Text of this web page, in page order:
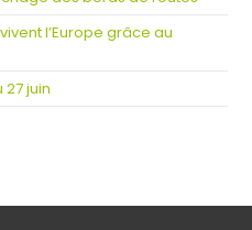
l’Europe grâce au
juin